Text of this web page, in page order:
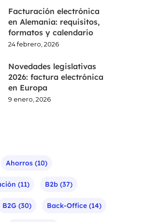
Facturación electrónica
en Alemania: requisitos,
formatos y calendario
24 febrero, 2026
Novedades legislativas
2026: factura electrónica
en Europa
9 enero, 2026
Ahorros (10)
(11) B2b (37)
B2G (30) Back-Office (14)